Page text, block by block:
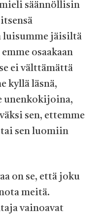
säännöllisin
luisumme jäisiltä
osaakaan
ei välttämättä
kyllä läsnä,
unenkokijoina,
sen, ettemme
tai sen luomiin
on se, että joku
meitä.
vainoavat